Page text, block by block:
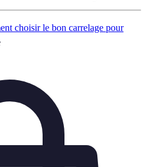
choisir le bon carrelage pour